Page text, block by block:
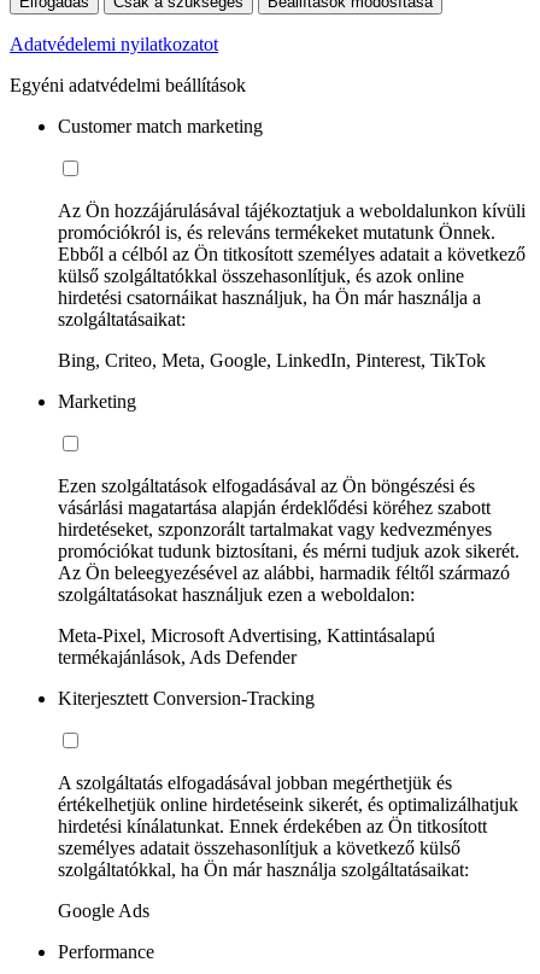
Adatvédelemi nyilatkozatot
Egyéni adatvédelmi beállítások
Customer match marketing
Az Ön hozzájárulásával tájékoztatjuk a weboldalunkon kívüli
promóciókról is, és releváns termékeket mutatunk Önnek.
Ebből a célból az Ön titkosított személyes adatait a következő
külső szolgáltatókkal összehasonlítjuk, és azok online
hirdetési csatornáikat használjuk, ha Ön már használja a
szolgáltatásaikat:
Bing, Criteo, Meta, Google, LinkedIn, Pinterest, TikTok
Marketing
Ezen szolgáltatások elfogadásával az Ön böngészési és
vásárlási magatartása alapján érdeklődési köréhez szabott
hirdetéseket, szponzorált tartalmakat vagy kedvezményes
promóciókat tudunk biztosítani, és mérni tudjuk azok sikerét.
Az Ön beleegyezésével az alábbi, harmadik féltől származó
szolgáltatásokat használjuk ezen a weboldalon:
Meta-Pixel, Microsoft Advertising, Kattintásalapú
termékajánlások, Ads Defender
Kiterjesztett Conversion-Tracking
A szolgáltatás elfogadásával jobban megérthetjük és
értékelhetjük online hirdetéseink sikerét, és optimalizálhatjuk
hirdetési kínálatunkat. Ennek érdekében az Ön titkosított
személyes adatait összehasonlítjuk a következő külső
szolgáltatókkal, ha Ön már használja szolgáltatásaikat:
Google Ads
Performance